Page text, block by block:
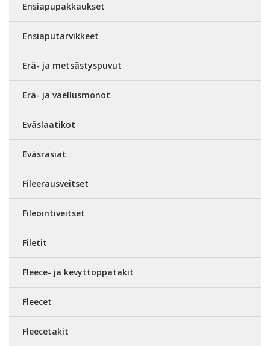
Ensiapupakkaukset
Ensiaputarvikkeet
Erä- ja metsästyspuvut
Erä- ja vaellusmonot
Eväslaatikot
Eväsrasiat
Fileerausveitset
Fileointiveitset
Filetit
Fleece- ja kevyttoppatakit
Fleecet
Fleecetakit